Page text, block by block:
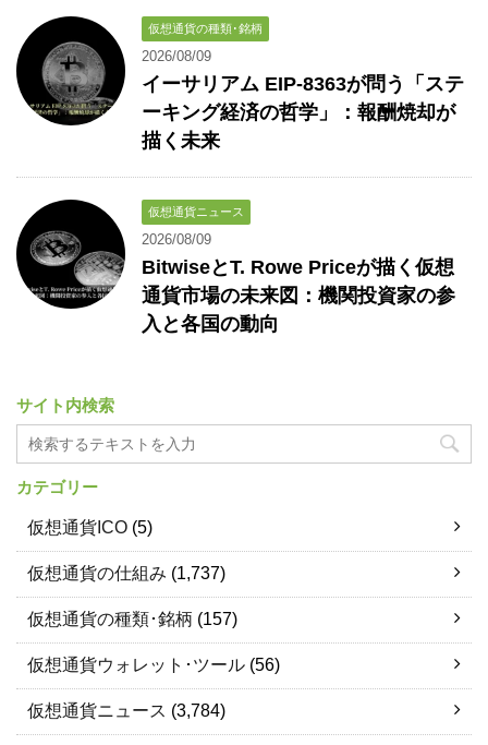
仮想通貨の種類･銘柄
2026/08/09
イーサリアム EIP-8363が問う「ステ
ーキング経済の哲学」：報酬焼却が
描く未来
仮想通貨ニュース
2026/08/09
BitwiseとT. Rowe Priceが描く仮想
通貨市場の未来図：機関投資家の参
入と各国の動向
サイト内検索
カテゴリー
仮想通貨ICO (5)
仮想通貨の仕組み (1,737)
仮想通貨の種類･銘柄 (157)
仮想通貨ウォレット･ツール (56)
仮想通貨ニュース (3,784)